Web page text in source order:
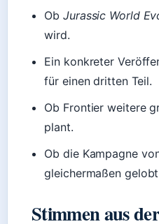
ObJurassic World
wird.
Ein konkreter
für einen dritten Teil.
Ob Frontier weitere
plant.
Ob die Kampagne
gleichermaßen
Stimmen aus